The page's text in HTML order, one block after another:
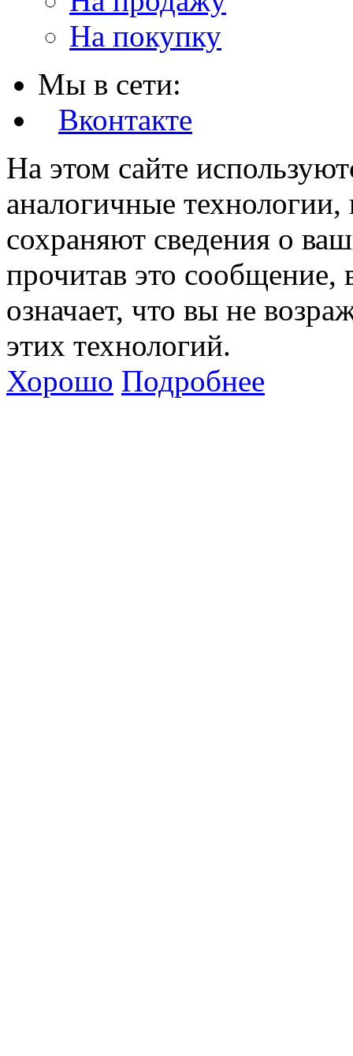
На покупку
Мы в сети:
Вконтакте
На этом сайте
аналогичные технологии,
сохраняют сведения о
прочитав это сообщение,
означает, что вы не
этих технологий.
Хорошо Подробнее